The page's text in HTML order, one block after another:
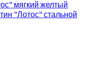
мягкий желтый
"Лотос" стальной